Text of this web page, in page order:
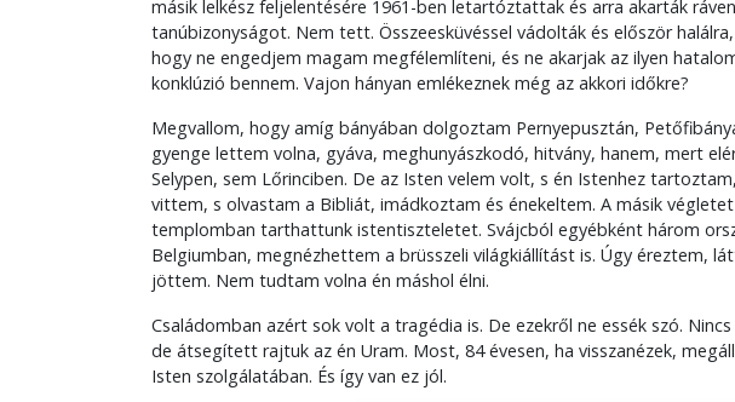
másik lelkész feljelentésére 1961-ben letartóztattak és arra akarták
tanúbizonyságot. Nem tett. Összeesküvéssel vádolták és először
hogy ne engedjem magam megfélemlíteni, és ne akarjak az ilyen
konklúzió bennem. Vajon hányan emlékeznek még az akkori időkre?
Megvallom, hogy amíg bányában dolgoztam Pernyepusztán,
gyenge lettem volna, gyáva, meghunyászkodó, hitvány, hanem, mert
Selypen, sem Lőrinciben. De az Isten velem volt, s én Istenhez
vittem, s olvastam a Bibliát, imádkoztam és énekeltem. A másik
templomban tarthattunk istentiszteletet. Svájcból egyébként három
Belgiumban, megnézhettem a brüsszeli világkiállítást is. Úgy éreztem,
jöttem. Nem tudtam volna én máshol élni.
Családomban azért sok volt a tragédia is. De ezekről ne essék szó.
de átsegített rajtuk az én Uram. Most, 84 évesen, ha visszanézek,
Isten szolgálatában. És így van ez jól.